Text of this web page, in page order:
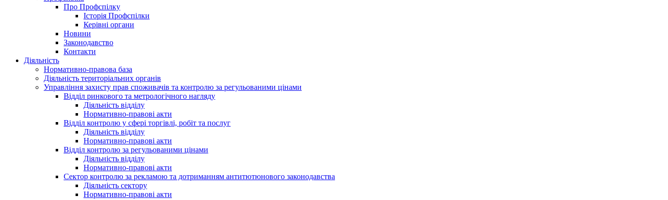
Про Профспілку
Історія Профспілки
Керівні органи
Новини
Законодавство
Контакти
Діяльність
Нормативно-правова база
Діяльність територіальних органів
Управління захисту прав споживачів та контролю за регульованими цінами
Відділ ринкового та метрологічного нагляду
Діяльність відділу
Нормативно-правові акти
Відділ контролю у сфері торгівлі, робіт та послуг
Діяльність відділу
Нормативно-правові акти
Відділ контролю за регульованими цінами
Діяльність відділу
Нормативно-правові акти
Сектор контролю за рекламою та дотриманням антитютюнового законодавства
Діяльність сектору
Нормативно-правові акти